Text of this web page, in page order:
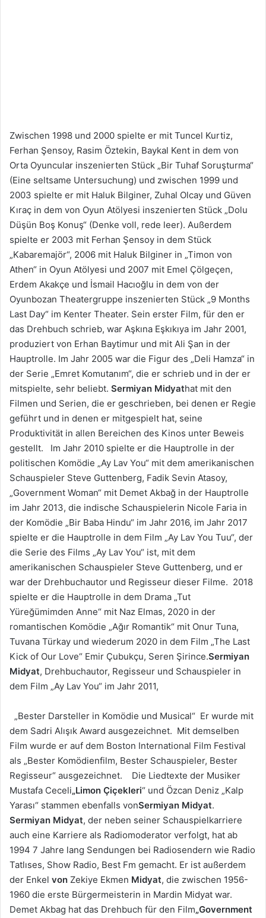
Zwischen 1998 und 2000 spielte er mit Tuncel Kurtiz,
Ferhan Şensoy, Rasim Öztekin, Baykal Kent in dem von
Orta Oyuncular inszenierten Stück „Bir Tuhaf Soruşturma“
(Eine seltsame Untersuchung) und zwischen 1999 und
2003 spielte er mit Haluk Bilginer, Zuhal Olcay und Güven
Kıraç in dem von Oyun Atölyesi inszenierten Stück „Dolu
Düşün Boş Konuş“ (Denke voll, rede leer). Außerdem
spielte er 2003 mit Ferhan Şensoy in dem Stück
„Kabaremajör“, 2006 mit Haluk Bilginer in „Timon von
Athen“ in Oyun Atölyesi und 2007 mit Emel Çölgeçen,
Erdem Akakçe und İsmail Hacıoğlu in dem von der
Oyunbozan Theatergruppe inszenierten Stück „9 Months
Last Day“ im Kenter Theater. Sein erster Film, für den er
das Drehbuch schrieb, war Aşkına Eşkıkıya im Jahr 2001,
produziert von Erhan Baytimur und mit Ali Şan in der
Hauptrolle. Im Jahr 2005 war die Figur des „Deli Hamza“ in
der Serie „Emret Komutanım“, die er schrieb und in der er
mitspielte, sehr beliebt. Sermiyan Midyathat mit den
Filmen und Serien, die er geschrieben, bei denen er Regie
geführt und in denen er mitgespielt hat, seine
Produktivität in allen Bereichen des Kinos unter Beweis
gestellt. Im Jahr 2010 spielte er die Hauptrolle in der
politischen Komödie „Ay Lav You“ mit dem amerikanischen
Schauspieler Steve Guttenberg, Fadik Sevin Atasoy,
„Government Woman“ mit Demet Akbağ in der Hauptrolle
im Jahr 2013, die indische Schauspielerin Nicole Faria in
der Komödie „Bir Baba Hindu“ im Jahr 2016, im Jahr 2017
spielte er die Hauptrolle in dem Film „Ay Lav You Tuu“, der
die Serie des Films „Ay Lav You“ ist, mit dem
amerikanischen Schauspieler Steve Guttenberg, und er
war der Drehbuchautor und Regisseur dieser Filme. 2018
spielte er die Hauptrolle in dem Drama „Tut
Yüreğümimden Anne“ mit Naz Elmas, 2020 in der
romantischen Komödie „Ağır Romantik“ mit Onur Tuna,
Tuvana Türkay und wiederum 2020 in dem Film „The Last
Kick of Our Love“ Emir Çubukçu, Seren Şirince.Sermiyan
Midyat, Drehbuchautor, Regisseur und Schauspieler in
dem Film „Ay Lav You“ im Jahr 2011,
„Bester Darsteller in Komödie und Musical“ Er wurde mit
dem Sadri Alışık Award ausgezeichnet. Mit demselben
Film wurde er auf dem Boston International Film Festival
als „Bester Komödienfilm, Bester Schauspieler, Bester
Regisseur“ ausgezeichnet. Die Liedtexte der Musiker
Mustafa Ceceli„Limon Çiçekleri“ und Özcan Deniz „Kalp
Yarası“ stammen ebenfalls vonSermiyan Midyat.
Sermiyan Midyat, der neben seiner Schauspielkarriere
auch eine Karriere als Radiomoderator verfolgt, hat ab
1994 7 Jahre lang Sendungen bei Radiosendern wie Radio
Tatlıses, Show Radio, Best Fm gemacht. Er ist außerdem
der Enkel von Zekiye Ekmen Midyat, die zwischen 1956-
1960 die erste Bürgermeisterin in Mardin Midyat war.
Demet Akbag hat das Drehbuch für den Film„Government